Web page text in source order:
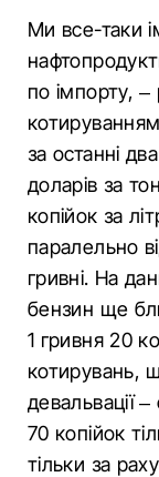
Ми все-таки
по імпорту,
за останні
доларів за
копійок за
паралельно
гривні. На
бензин ще
1 гривня 20
котирувань,
девальвації
70 копійок
тільки за